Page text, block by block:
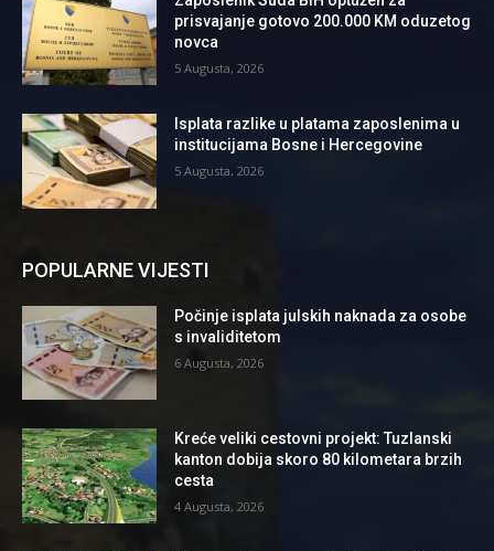
prisvajanje gotovo 200.000 KM oduzetog
novca
5 Augusta, 2026
Isplata razlike u platama zaposlenima u
institucijama Bosne i Hercegovine
5 Augusta, 2026
POPULARNE VIJESTI
Počinje isplata julskih naknada za osobe
s invaliditetom
6 Augusta, 2026
Kreće veliki cestovni projekt: Tuzlanski
kanton dobija skoro 80 kilometara brzih
cesta
4 Augusta, 2026